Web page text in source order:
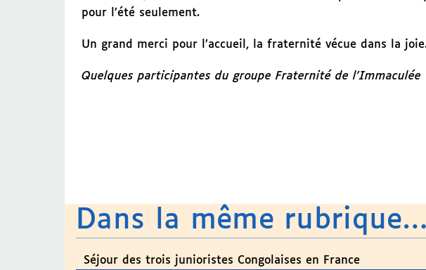
pour l’été seulement.
Un grand merci pour l’accueil, la fraternité vécue dans la
Quelques participantes du groupe Fraternité de l’Immaculée
Dans la même rubrique…
Séjour des trois junioristes Congolaises en France